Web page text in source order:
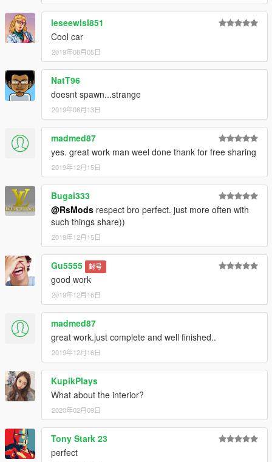
leseewisl851
Cool car
2019年08月05日
NatT96
doesnt spawn...strange
2019年08月13日
madmed87
yes. great work man weel done thank for free sharing
2019年12月15日
Bugai333
@RsMods respect bro perfect. just more often with
such things share))
2019年12月15日
Gu5555 封号
good work
2019年12月16日
madmed87
great work.just complete and well finished..
2019年12月16日
KupikPlays
What about the interior?
2020年02月09日
Tony Stark 23
perfect